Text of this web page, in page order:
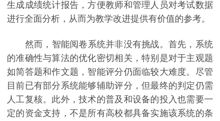
生成成绩统计报告，方便教师和管理人员对考试数据
进行全面分析，从而为教学改进提供有价值的参考。
然而，智能阅卷系统并非没有挑战。首先，系统
的准确性与算法的优化密切相关，特别是对于主观题
如简答题和作文题，智能评分仍面临较大难度。尽管
目前已有部分系统能够辅助评分，但最终的判定仍需
人工复核。此外，技术的普及和设备的投入也需要一
定的资金支持，不是所有高校都具备实施该系统的条